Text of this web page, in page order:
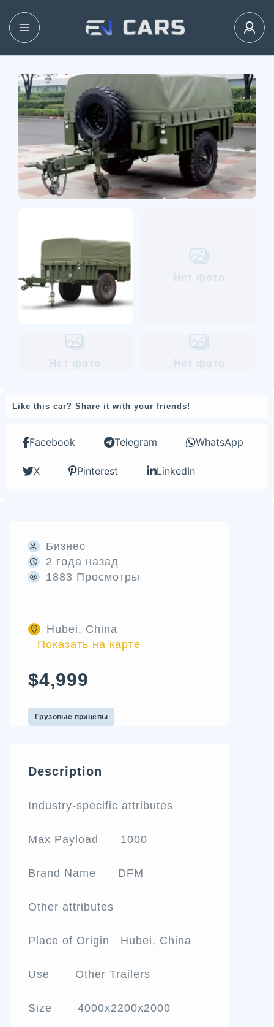
Нет фото
Нет фото Нет фото
Like this car? Share it with your friends!
Facebook Telegram WhatsApp
X Pinterest LinkedIn
Бизнес
2 года назад
1883 Просмотры
Hubei, China
Показать на карте
$4,999
Грузовые прицепы
Description
Industry-specific attributes
Max Payload 1000
Brand Name DFM
Other attributes
Place of Origin Hubei, China
Use Other Trailers
Size 4000x2200x2000